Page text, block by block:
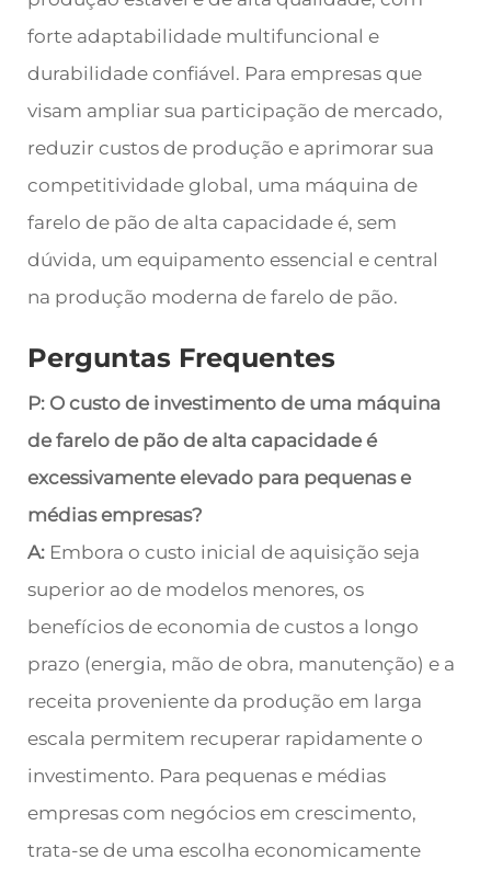
forte adaptabilidade multifuncional e
durabilidade confiável. Para empresas que
visam ampliar sua participação de mercado,
reduzir custos de produção e aprimorar sua
competitividade global, uma máquina de
farelo de pão de alta capacidade é, sem
dúvida, um equipamento essencial e central
na produção moderna de farelo de pão.
Perguntas Frequentes
P: O custo de investimento de uma máquina
de farelo de pão de alta capacidade é
excessivamente elevado para pequenas e
médias empresas?
A: Embora o custo inicial de aquisição seja
superior ao de modelos menores, os
benefícios de economia de custos a longo
prazo (energia, mão de obra, manutenção) e a
receita proveniente da produção em larga
escala permitem recuperar rapidamente o
investimento. Para pequenas e médias
empresas com negócios em crescimento,
trata-se de uma escolha economicamente